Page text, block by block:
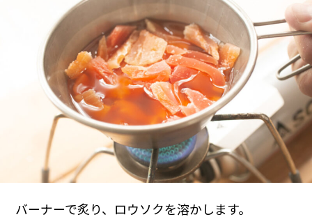
バーナーで炙り、ロウソクを溶かします。